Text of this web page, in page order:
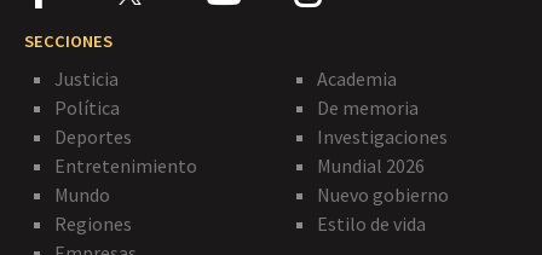
SECCIONES
Justicia
Política
Deportes
Entretenimiento
Mundo
Regiones
Academia
De memoria
Investigaciones
Mundial 2026
Nuevo gobierno
Estilo de vida